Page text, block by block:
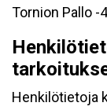
Tornion Pallo -
Henkilötietoja